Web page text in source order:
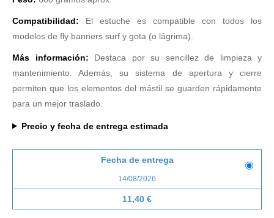
Compatibilidad: El estuche es compatible con todos los
modelos de fly banners surf y gota (o lágrima).
Más información: Destaca por su sencillez de limpieza y
mantenimiento. Además, su sistema de apertura y cierre
permiten que los elementos del mástil se guarden rápidamente
para un mejor traslado.
Precio y fecha de entrega estimada
Fecha de entrega
14/08/2026
11,40 €